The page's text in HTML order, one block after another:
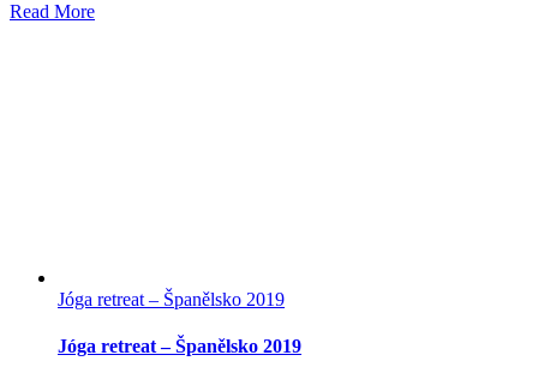
Read More
Jóga retreat – Španělsko 2019
Jóga retreat – Španělsko 2019